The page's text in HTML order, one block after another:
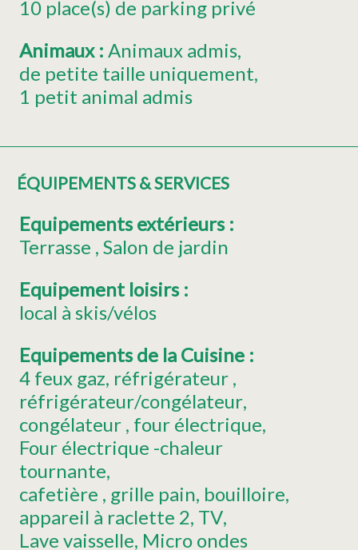
10 place(s) de parking privé
Animaux : Animaux admis
de petite taille uniquement
1 petit animal admis
ÉQUIPEMENTS & SERVICES
Equipements extérieurs :
Terrasse Salon de jardin
Equipement loisirs :
local à skis/vélos
Equipements de la Cuisine :
4 feux gaz réfrigérateur
réfrigérateur/congélateur
congélateur four électrique
Four électrique -chaleur
tournante
cafetière grille pain bouilloire
appareil à raclette 2 TV
Lave vaisselle Micro ondes